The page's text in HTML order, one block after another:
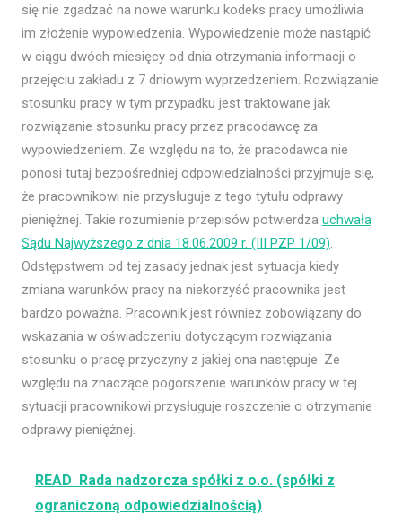
się nie zgadzać na nowe warunku kodeks pracy umożliwia
im złożenie wypowiedzenia. Wypowiedzenie może nastąpić
w ciągu dwóch miesięcy od dnia otrzymania informacji o
przejęciu zakładu z 7 dniowym wyprzedzeniem. Rozwiązanie
stosunku pracy w tym przypadku jest traktowane jak
rozwiązanie stosunku pracy przez pracodawcę za
wypowiedzeniem. Ze względu na to, że pracodawca nie
ponosi tutaj bezpośredniej odpowiedzialności przyjmuje się,
że pracownikowi nie przysługuje z tego tytułu odprawy
pieniężnej. Takie rozumienie przepisów potwierdza uchwała
Sądu Najwyższego z dnia 18.06.2009 r. (III PZP 1/09).
Odstępstwem od tej zasady jednak jest sytuacja kiedy
zmiana warunków pracy na niekorzyść pracownika jest
bardzo poważna. Pracownik jest również zobowiązany do
wskazania w oświadczeniu dotyczącym rozwiązania
stosunku o pracę przyczyny z jakiej ona następuje. Ze
względu na znaczące pogorszenie warunków pracy w tej
sytuacji pracownikowi przysługuje roszczenie o otrzymanie
odprawy pieniężnej.
READ Rada nadzorcza spółki z o.o. (spółki z
ograniczoną odpowiedzialnością)